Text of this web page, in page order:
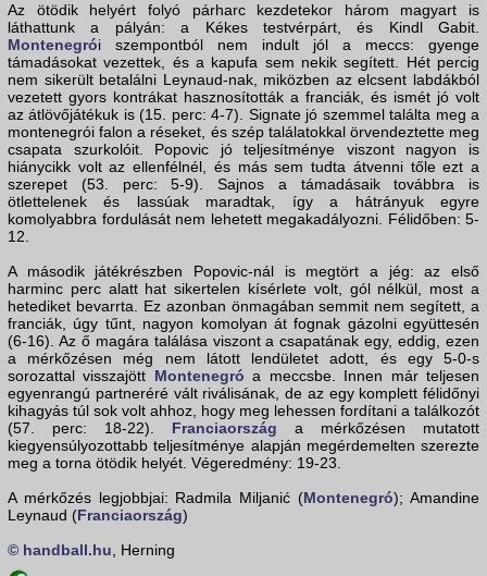
Az ötödik helyért folyó párharc kezdetekor három magyart is
láthattunk a pályán: a Kékes testvérpárt, és Kindl Gabit.
Montenegrói szempontból nem indult jól a meccs: gyenge
támadásokat vezettek, és a kapufa sem nekik segített. Hét percig
nem sikerült betalálni Leynaud-nak, miközben az elcsent labdákból
vezetett gyors kontrákat hasznosították a franciák, és ismét jó volt
az átlövőjátékuk is (15. perc: 4-7). Signate jó szemmel találta meg a
montenegrói falon a réseket, és szép találatokkal örvendeztette meg
csapata szurkolóit. Popovic jó teljesítménye viszont nagyon is
hiánycikk volt az ellenfélnél, és más sem tudta átvenni tőle ezt a
szerepet (53. perc: 5-9). Sajnos a támadásaik továbbra is
ötlettelenek és lassúak maradtak, így a hátrányuk egyre
komolyabbra fordulását nem lehetett megakadályozni. Félidőben: 5-
12.
A második játékrészben Popovic-nál is megtört a jég: az első
harminc perc alatt hat sikertelen kísérlete volt, gól nélkül, most a
hetediket bevarrta. Ez azonban önmagában semmit nem segített, a
franciák, úgy tűnt, nagyon komolyan át fognak gázolni együttesén
(6-16). Az ő magára találása viszont a csapatának egy, eddig, ezen
a mérkőzésen még nem látott lendületet adott, és egy 5-0-s
sorozattal visszajött Montenegró a meccsbe. Innen már teljesen
egyenrangú partneréré vált riválisának, de az egy komplett félidőnyi
kihagyás túl sok volt ahhoz, hogy meg lehessen fordítani a találkozót
(57. perc: 18-22). Franciaország a mérkőzésen mutatott
kiegyensúlyozottabb teljesítménye alapján megérdemelten szerezte
meg a torna ötödik helyét. Végeredmény: 19-23.
A mérkőzés legjobbjai: Radmila Miljanić (Montenegró); Amandine
Leynaud (Franciaország)
© handball.hu, Herning